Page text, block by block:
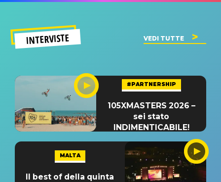
INTERVISTE VEDI TUTTE
#PARTNERSHIP
105XMASTERS 2026 –
sei stato
INDIMENTICABILE!
MALTA
Il best of della quinta